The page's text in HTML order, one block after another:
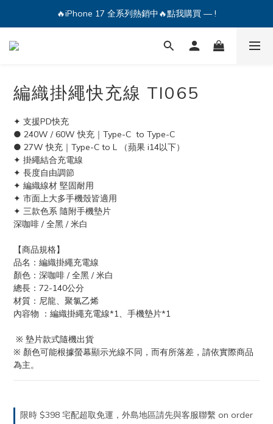
🔥iPhone 17 全系列熱銷中🔥點我購買 — !
💕加入Q哥 Line 新好友領優惠券！🎫
🔥iPhone 17 全系列熱銷中🔥點我購買 — !
編織掛繩快充線 TI065
✦ 支援PD快充
● 240W / 60W 快充｜Type-C  to Type-C
● 27W 快充｜Type-C to L （蘋果 i14以下）
✦ 掛繩結合充電線
✦ 長度自由調節
✦ 編織線材 堅固耐用
✦ 市面上大多手機殼皆適用
✦ 三款色系 隨附手機墊片
深咖啡 / 全黑 / 米白
【商品規格】
品名：編織掛繩充電線
顏色：深咖啡 / 全黑 / 米白
總長：72-140公分
材質：尼龍、聚氯乙烯
內容物 ：編織掛繩充電線*1、手機墊片*1
※ 墊片款式隨機出貨
※ 顏色可能根據螢幕顯示光線不同，而有所落差，請依實際商品
為主。
限時 $398 宅配超取免運，外島地區請先與客服聯繫 on order